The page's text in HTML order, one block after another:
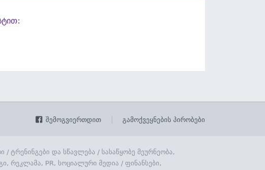
შემოგვიერთდით გამოქვეყნების პირობები
/ ტრენინგები და სწავლება / სასაწყობე მეურნეობა,
რეკლამა, PR, სოციალური მედია / ფინანსები,